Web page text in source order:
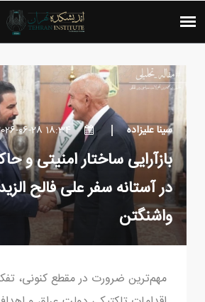
سینا علیزاده 18:34 2026-06-28
بازآرایی ساختار امنیتی و
در آستانه سفر علی فالح
واشنگتن
مهم‌ترین ضرورت در مقطع کنونی،